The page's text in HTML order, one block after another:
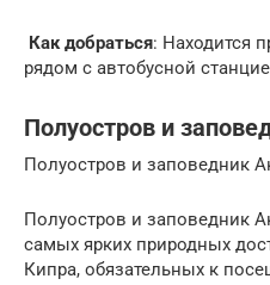
Как добраться: Находится
рядом с автобусной
Полуостров и
Полуостров и заповедник
Полуостров и заповедник
самых ярких природных
Кипра, обязательных к